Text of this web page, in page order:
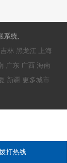
系统,
吉林 黑龙江
上海
广东 广西 海南
新疆 更多城市
打热线